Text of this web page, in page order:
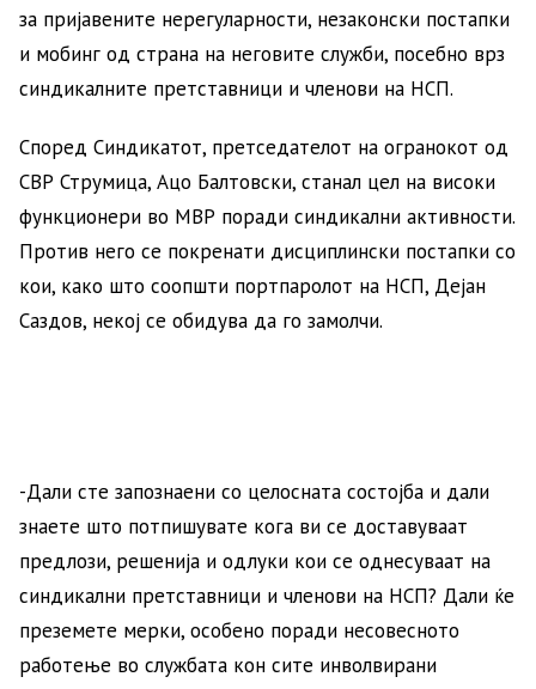
за пријавените нерегуларности, незаконски постапки
и мобинг од страна на неговите служби, посебно врз
синдикалните претставници и членови на НСП.
Според Синдикатот, претседателот на огранокот од
СВР Струмица, Ацо Балтовски, станал цел на високи
функционери во МВР поради синдикални активности.
Против него се покренати дисциплински постапки со
кои, како што соопшти портпаролот на НСП, Дејан
Саздов, некој се обидува да го замолчи.
-Дали сте запознаени со целосната состојба и дали
знаете што потпишувате кога ви се доставуваат
предлози, решенија и одлуки кои се однесуваат на
синдикални претставници и членови на НСП? Дали ќе
преземете мерки, особено поради несовесното
работење во службата кон сите инволвирани